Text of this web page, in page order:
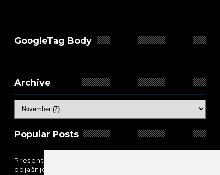
GoogleTag Body
Archive
Popular Posts
Present Perfect Simple - najjednostavnije
objašnjenje :-)